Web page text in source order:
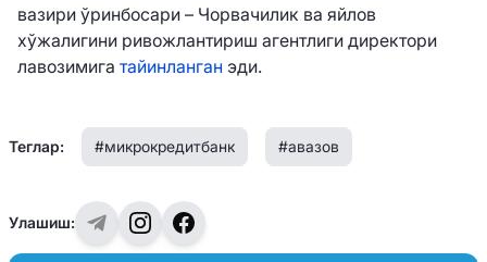
вазири ўринбосари – Чорвачилик ва яйлов
хўжалигини ривожлантириш агентлиги директори
лавозимига тайинланган эди.
Теглар: #микрокредитбанк #авазов
Улашиш: